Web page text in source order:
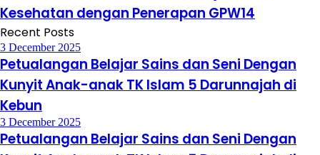
Kesehatan dengan Penerapan GPW14
Recent Posts
3 December 2025
Petualangan Belajar Sains dan Seni Dengan
Kunyit Anak-anak TK Islam 5 Darunnajah di
Kebun
3 December 2025
Petualangan Belajar Sains dan Seni Dengan